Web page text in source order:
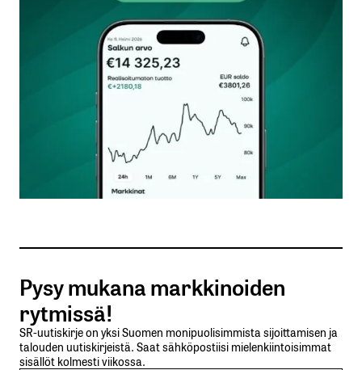
Kommentti*
Nimesi tai nimimerkkisi
Sähköpostiosoitteesi
Tilaa SalkunRakentajan uutiskirje
Lähetä kommentti
Pysy mukana markkinoiden
rytmissä!
SR-uutiskirje on yksi Suomen monipuolisimmista sijoittamisen ja
talouden uutiskirjeistä. Saat sähköpostiisi mielenkiintoisimmat
sisällöt kolmesti viikossa.